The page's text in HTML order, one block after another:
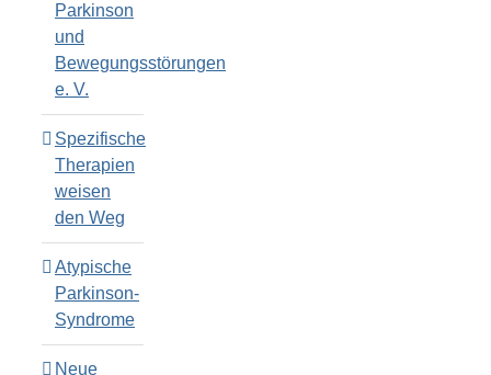
Parkinson
und
Bewegungsstörungen
e. V.
Spezifische
Therapien
weisen
den Weg
Atypische
Parkinson-
Syndrome
Neue